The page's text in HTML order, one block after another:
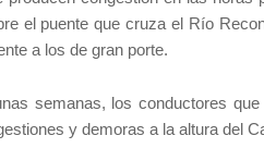
el puente que cruza el Río
a los de gran porte.
semanas, los conductores
y demoras a la altura del